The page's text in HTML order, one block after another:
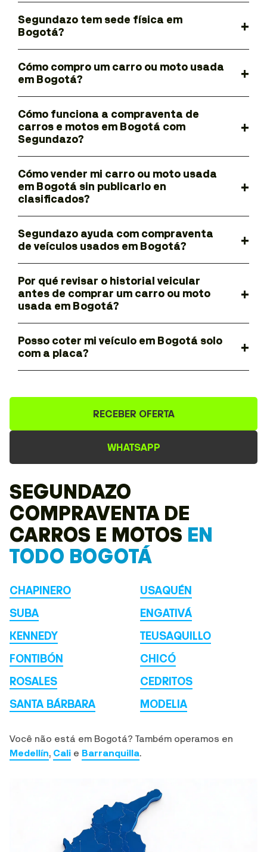
Segundazo tem sede física em
Bogotá?
Cómo compro um carro ou moto usada
em Bogotá?
Cómo funciona a compraventa de
carros e motos em Bogotá com
Segundazo?
Cómo vender mi carro ou moto usada
em Bogotá sin publicarlo en
clasificados?
Segundazo ayuda com compraventa
de veículos usados em Bogotá?
Por qué revisar o historial veicular
antes de comprar um carro ou moto
usada em Bogotá?
Posso coter mi veículo em Bogotá solo
com a placa?
RECEBER OFERTA
WHATSAPP
SEGUNDAZO
COMPRAVENTA DE
CARROS E MOTOS EN
TODO BOGOTÁ
CHAPINERO
USAQUÉN
SUBA
ENGATIVÁ
KENNEDY
TEUSAQUILLO
FONTIBÓN
CHICÓ
ROSALES
CEDRITOS
SANTA BÁRBARA
MODELIA
Você não está em Bogotá? Também operamos en
Medellín, Cali e Barranquilla.